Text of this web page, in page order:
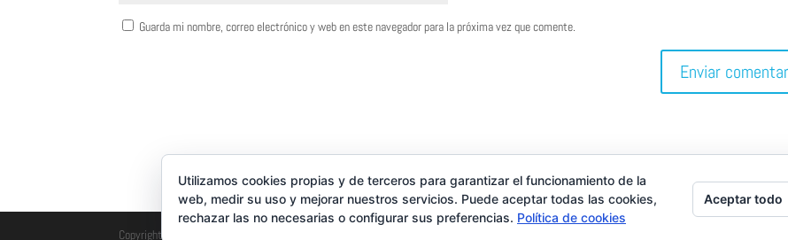
Guarda mi nombre, correo electrónico y web en este navegador para la próxima vez que comente.
Copyright © 2017 - 2026
Utilizamos cookies propias y de terceros para garantizar el funcionamiento de la
web, medir su uso y mejorar nuestros servicios. Puede aceptar todas las cookies,
rechazar las no necesarias o configurar sus preferencias. Política de cookies
Aceptar todo